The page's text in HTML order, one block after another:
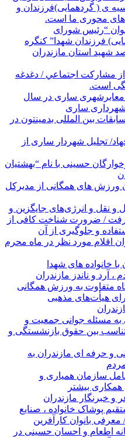
ی ( گردهمایی)فرزندان و
های محوری ما است.
“رئیس شورای
فرزندان شهدا” کنگره
شهید استان مازندران
مشاركت اجتماعي / دغدغه
است.
در معابرشهری ساری در سال
بین المللی بدمینتون در
تجلیل شهردار ساری از
حسینی با نام “بهشتیان
ورزش های همگانی از مدیرکل
نقل و انرژی‌های جایگزین و
/ ضرورت شناخت کافی از
و جلوگیری از آن
اقلام مورد نظر در ماه محرم
خانواده های شهدا
آرد و ناندز مازندران
متفاوت به ورزش همگانی
هیأت‌های مذهبی
مسئله جوانی جمعیت و
بین حقوق بازنشستگی و
و حرفه ای مازندران به
سازمان همیاری و
بیشتر
و خبرنگار مازندران
پوشاک خانواده ، صنایع
بانوان کارآفرین
اطعام و احسان حسینی در